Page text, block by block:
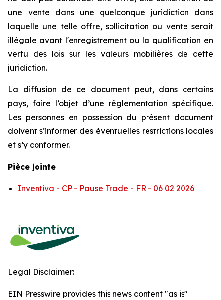
une vente dans une quelconque juridiction dans
laquelle une telle offre, sollicitation ou vente serait
illégale avant l'enregistrement ou la qualification en
vertu des lois sur les valeurs mobilières de cette
juridiction.
La diffusion de ce document peut, dans certains
pays, faire l’objet d’une réglementation spécifique.
Les personnes en possession du présent document
doivent s’informer des éventuelles restrictions locales
et s’y conformer.
Pièce jointe
Inventiva - CP - Pause Trade - FR - 06 02 2026
Legal Disclaimer:
EIN Presswire provides this news content "as is"